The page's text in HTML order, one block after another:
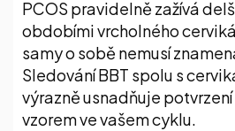
PCOS pravidelně zažívá
obdobími vrcholného
samy o sobě nemusí
Sledování BBT spolu s
výrazně usnadňuje
vzorem ve vašem cyklu.